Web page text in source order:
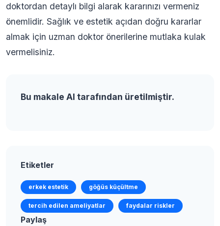
doktordan detaylı bilgi alarak kararınızı vermeniz
önemlidir. Sağlık ve estetik açıdan doğru kararlar
almak için uzman doktor önerilerine mutlaka kulak
vermelisiniz.
Bu makale AI tarafından üretilmiştir.
Etiketler
erkek estetik göğüs küçültme
tercih edilen ameliyatlar faydalar riskler
Paylaş